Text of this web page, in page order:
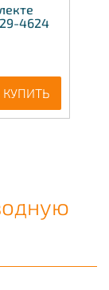
4624
КУПИТЬ